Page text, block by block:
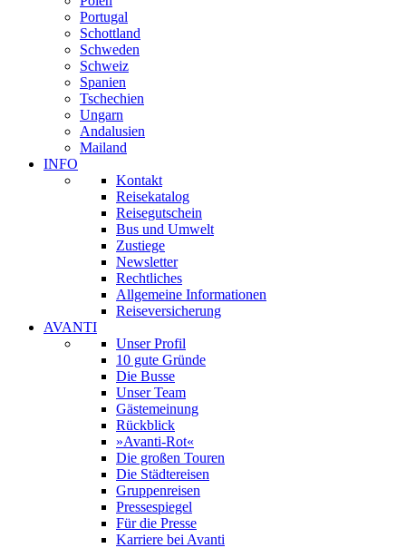
Portugal
Schottland
Schweden
Schweiz
Spanien
Tschechien
Ungarn
Andalusien
Mailand
INFO
Kontakt
Reisekatalog
Reisegutschein
Bus und Umwelt
Zustiege
Newsletter
Rechtliches
Allgemeine Informationen
Reiseversicherung
AVANTI
Unser Profil
10 gute Gründe
Die Busse
Unser Team
Gästemeinung
Rückblick
»Avanti-Rot«
Die großen Touren
Die Städtereisen
Gruppenreisen
Pressespiegel
Für die Presse
Karriere bei Avanti